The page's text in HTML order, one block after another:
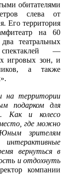
обитателями
слева от
Его территория
на 60
театральных
—
игровых зон, и
а также
на территории
подарком для
Как и колесо
где можно
зрителям
вернуться в
и отдохнуть
компании